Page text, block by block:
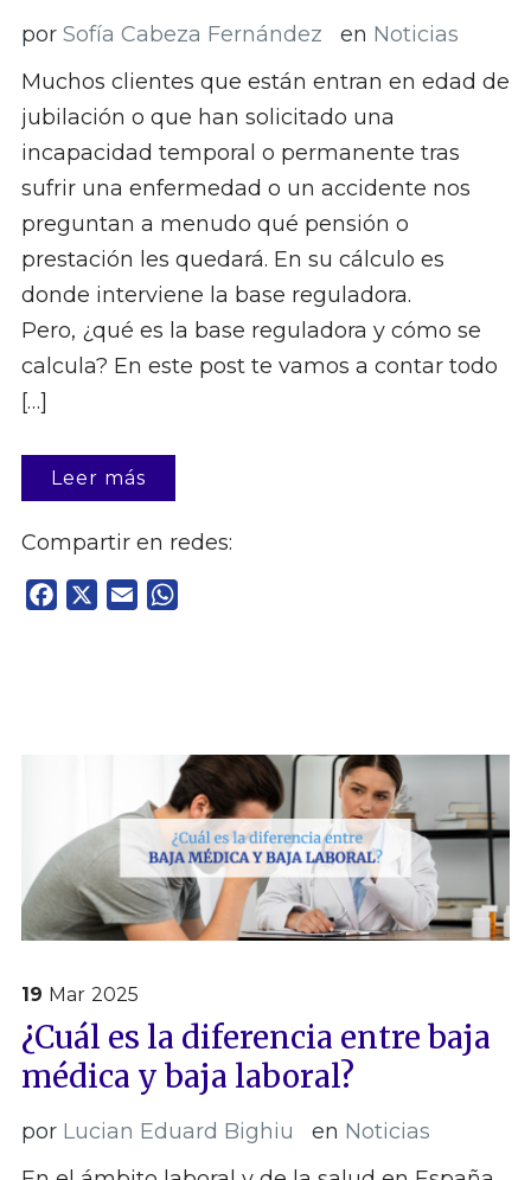
por Sofía Cabeza Fernández en Noticias
Muchos clientes que están entran en edad de
jubilación o que han solicitado una
incapacidad temporal o permanente tras
sufrir una enfermedad o un accidente nos
preguntan a menudo qué pensión o
prestación les quedará. En su cálculo es
donde interviene la base reguladora.
Pero, ¿qué es la base reguladora y cómo se
calcula? En este post te vamos a contar todo
[…]
Leer más
Compartir en redes:
Facebook Email
19 Mar 2025
¿Cuál es la diferencia entre baja
médica y baja laboral?
por Lucian Eduard Bighiu en Noticias